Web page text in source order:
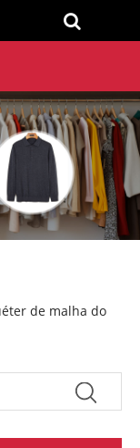
de malha do